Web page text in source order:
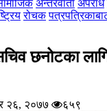
अन्तरवार्ता अपराध
रोचक
छनोटका
२६, २०७७ ६५९